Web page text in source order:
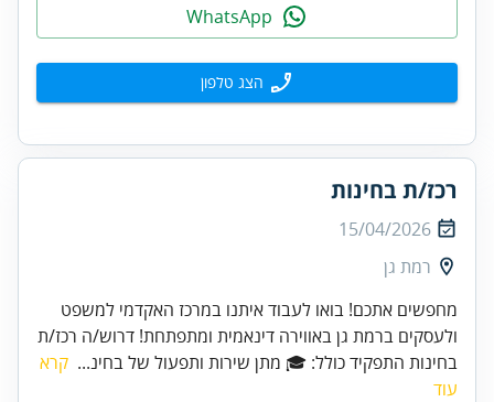
הצג טלפון
רכז/ת בחינות
15/04/2026
רמת גן
מחפשים אתכם! בואו לעבוד איתנו במרכז האקדמי למשפט
ולעסקים ברמת גן באווירה דינאמית ומתפתחת! דרוש/ה רכז/ת
בחינות התפקיד כולל: 🎓 מתן שירות ותפעול של בחינ... קרא
עוד